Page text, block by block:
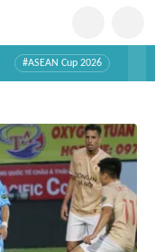
#ASEAN Cup 2026